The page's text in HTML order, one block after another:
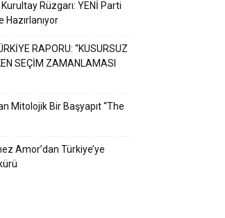
Rüzgarı: YENİ Parti
Hazırlanıyor
RAPORU: “KUSURSUZ
SEÇİM ZAMANLAMASI
Mitolojik Bir Başyapıt “The
Amor’dan Türkiye’ye